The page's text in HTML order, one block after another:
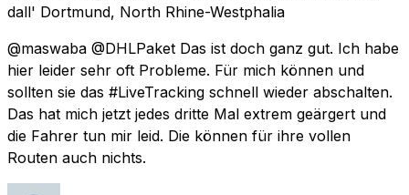
dall' Dortmund, North Rhine-Westphalia
@maswaba @DHLPaket Das ist doch ganz gut. Ich habe
hier leider sehr oft Probleme. Für mich können und
sollten sie das #LiveTracking schnell wieder abschalten.
Das hat mich jetzt jedes dritte Mal extrem geärgert und
die Fahrer tun mir leid. Die können für ihre vollen
Routen auch nichts.